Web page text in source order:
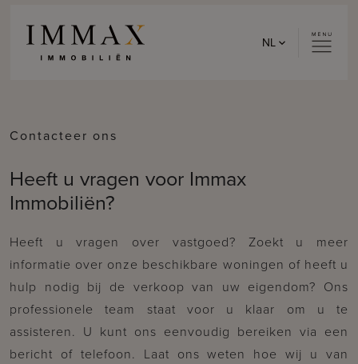
NL
Contacteer ons
Heeft u vragen voor Immax
Immobiliën?
Heeft u vragen over vastgoed? Zoekt u meer
informatie over onze beschikbare woningen of heeft u
hulp nodig bij de verkoop van uw eigendom? Ons
professionele team staat voor u klaar om u te
assisteren. U kunt ons eenvoudig bereiken via een
bericht of telefoon. Laat ons weten hoe wij u van